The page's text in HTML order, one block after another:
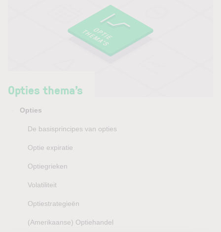
Opties thema’s
Opties
De basisprincipes van opties
Optie expiratie
Optiegrieken
Volatiliteit
Optiestrategieën
(Amerikaanse) Optiehandel